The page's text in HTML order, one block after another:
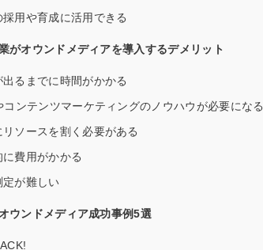
採用や育成に活用できる
がオウンドメディアを導入するデメリット
出るまでに時間がかかる
コンテンツマーケティングのノウハウが必要になる
リソースを割く必要がある
に費用がかかる
定が難しい
ウンドメディア成功事例5選